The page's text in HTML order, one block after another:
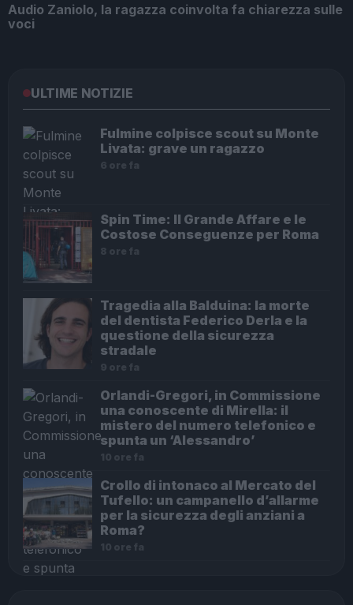
Audio Zaniolo, la ragazza coinvolta fa chiarezza sulle
voci
ULTIME NOTIZIE
Fulmine colpisce scout su Monte
Livata: grave un ragazzo
6 ore fa
Spin Time: Il Grande Affare e le
Costose Conseguenze per Roma
8 ore fa
Tragedia alla Balduina: la morte
del dentista Federico Derla e la
questione della sicurezza
stradale
9 ore fa
Orlandi-Gregori, in Commissione
una conoscente di Mirella: il
mistero del numero telefonico e
spunta un ‘Alessandro’
10 ore fa
Crollo di intonaco al Mercato del
Tufello: un campanello d’allarme
per la sicurezza degli anziani a
Roma?
10 ore fa